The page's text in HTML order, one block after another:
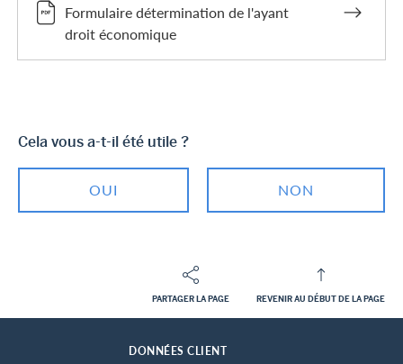
Formulaire détermination de l'ayant
droit économique
Cela vous a-t-il été utile ?
OUI NON
PARTAGER LA PAGE REVENIR AU DÉBUT DE LA PAGE
Footer
DONNÉES CLIENT